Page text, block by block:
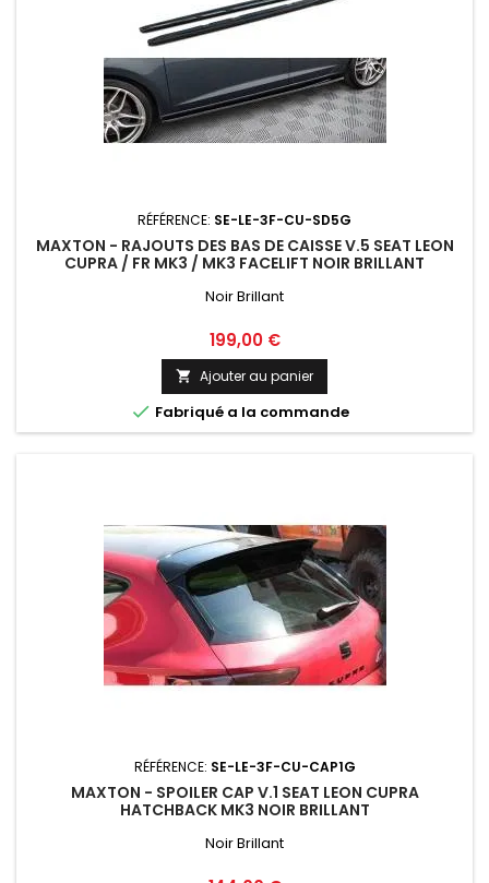
RÉFÉRENCE: SE-LE-3F-CU-SD5G
MAXTON - RAJOUTS DES BAS DE CAISSE V.5 SEAT LEON
CUPRA / FR MK3 / MK3 FACELIFT NOIR BRILLANT
Noir Brillant
Prix
199,00 €
 Ajouter au panier
 Fabriqué a la commande
RÉFÉRENCE: SE-LE-3F-CU-CAP1G
MAXTON - SPOILER CAP V.1 SEAT LEON CUPRA
HATCHBACK MK3 NOIR BRILLANT
Noir Brillant